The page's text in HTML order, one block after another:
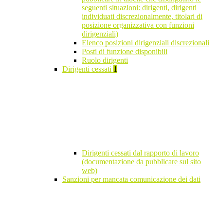
seguenti situazioni: dirigenti, dirigenti
individuati discrezionalmente, titolari di
posizione organizzativa con funzioni
dirigenziali)
Elenco posizioni dirigenziali discrezionali
Posti di funzione disponibili
Ruolo dirigenti
Dirigenti cessati 1
Dirigenti cessati dal rapporto di lavoro
(documentazione da pubblicare sul sito
web)
Sanzioni per mancata comunicazione dei dati